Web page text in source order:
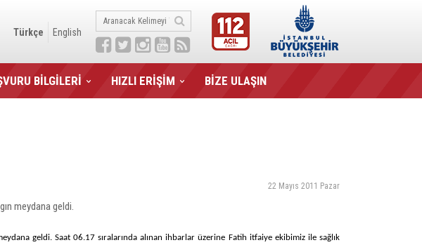
Türkçe English
BİLGİLERİ HIZLI ERİŞİM BİZE ULAŞIN
22 Mayıs 2011 Pazar
meydana geldi.
geldi. Saat 06.17 sıralarında alınan ihbarlar üzerine Fatih itfaiye ekibimiz ile sağlık